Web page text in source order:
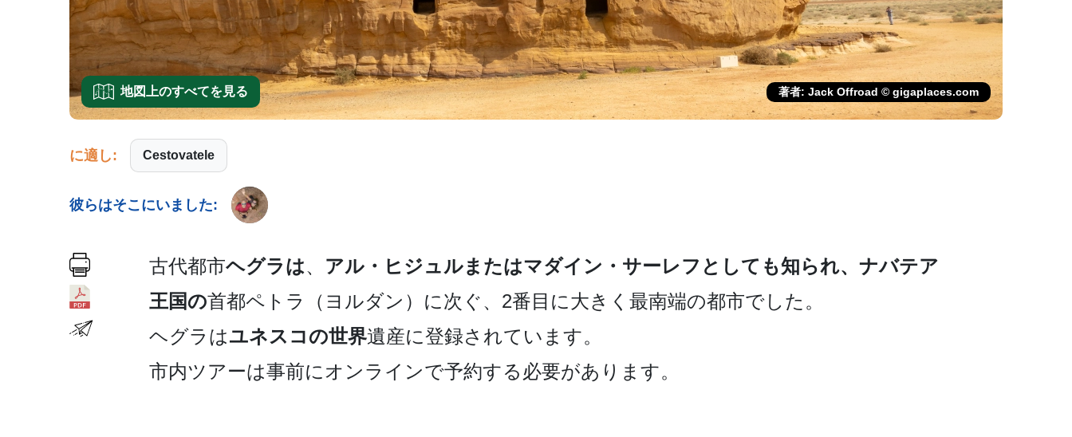
地図上のすべてを見る 著者: Jack Offroad © gigaplaces.com
に適し: Cestovatele
彼らはそこにいました:
古代都市ヘグラは、 アル・ヒ­ジュルまたはマダイン・サーレフとしても知られ、 ナ­バテア
王国の首都ペトラ（ヨルダン）に次ぐ、2番目­に大きく最南端の都市でした。
ヘグラはユネスコの世界遺産­に登録されています。
市内ツアーは事前にオンライ­ンで予約する必要があります。